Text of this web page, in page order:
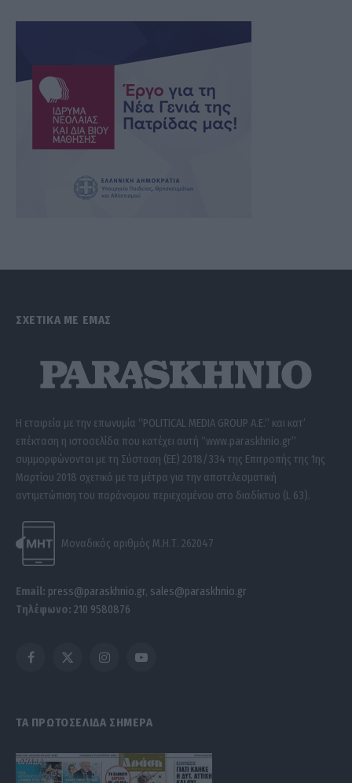
ΣΧΕΤΙΚΑ ΜΕ ΕΜΑΣ
Η εταιρεία με την επωνυμία “POLITICAL MEDIA GROUP A.E.” και κατ’
επέκταση η ιστοσελίδα που κατέχει αυτή “www.paraskhnio.gr”
συμμορφώνονται με τη Σύσταση (ΕΕ) 2018/334 της Επιτροπής της 1ης
Μαρτίου 2018 σχετικά με τα μέτρα για την αποτελεσματική
αντιμετώπιση του παράνομου περιεχομένου στο διαδίκτυο (L 63).
Μοναδικός αριθμός Μ.Η.Τ. 262047
Email: press@paraskhnio.gr, sales@paraskhnio.gr
Τηλέφωνο: 210 9580876
Facebook
X
InstagramYouTube
ΤΑ ΠΡΩΤΟΣΕΛΙΔΑ ΣΗΜΕΡΑ